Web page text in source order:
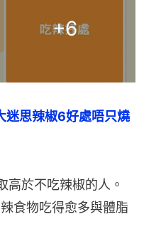
+6
迷思辣椒6好處唔只燒
於不吃辣椒的人。
食物吃得愈多與體脂